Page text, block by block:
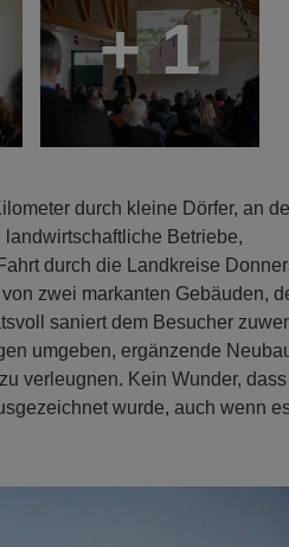
+ 1
durch kleine Dörfer, an
Betriebe,
durch die Landkreise
zwei markanten Gebäuden,
saniert dem Besucher
umgeben, ergänzende
verleugnen. Kein Wunder, dass
wurde, auch wenn